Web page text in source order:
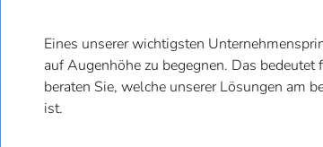
Eines unserer wichtigsten
auf Augenhöhe zu begegnen. Das
beraten Sie, welche unserer Lösungen am
ist.